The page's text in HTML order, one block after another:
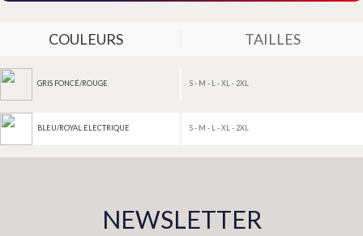
COULEURS TAILLES
GRIS FONCÉ/ROUGE S - M - L - XL - 2XL
BLEU/ROYAL ELECTRIQUE S - M - L - XL - 2XL
NEWSLETTER